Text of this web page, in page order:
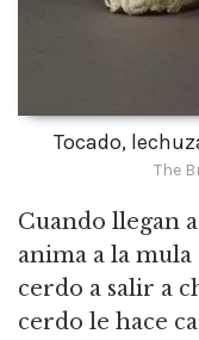
Tocado,
The
Cuando llegan
anima a la
cerdo a salir a
cerdo le hace